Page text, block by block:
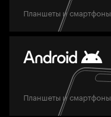
Планшеты и смартфоны
Планшеты и смартфоны